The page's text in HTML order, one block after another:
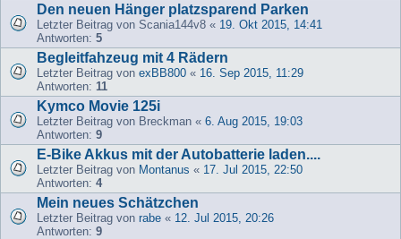
Den neuen Hänger platzsparend Parken
Letzter Beitrag von Scania144v8 « 19. Okt 2015, 14:41
Antworten: 5
Begleitfahzeug mit 4 Rädern
Letzter Beitrag von exBB800 « 16. Sep 2015, 11:29
Antworten: 11
Kymco Movie 125i
Letzter Beitrag von Breckman « 6. Aug 2015, 19:03
Antworten: 9
E-Bike Akkus mit der Autobatterie laden....
Letzter Beitrag von Montanus « 17. Jul 2015, 22:50
Antworten: 4
Mein neues Schätzchen
Letzter Beitrag von rabe « 12. Jul 2015, 20:26
Antworten: 9